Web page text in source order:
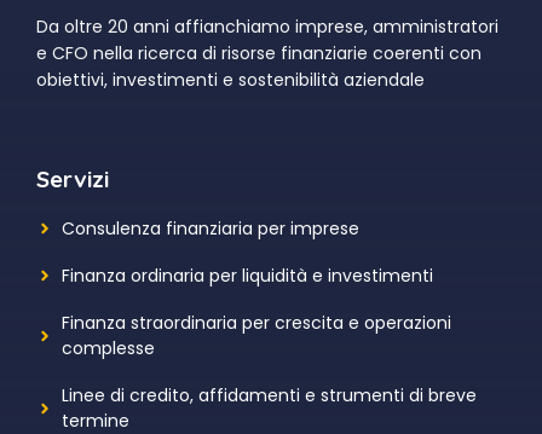
Da oltre 20 anni affianchiamo imprese, amministratori
e CFO nella ricerca di risorse finanziarie coerenti con
obiettivi, investimenti e sostenibilità aziendale
Servizi
Consulenza finanziaria per imprese
Finanza ordinaria per liquidità e investimenti
Finanza straordinaria per crescita e operazioni
complesse
Linee di credito, affidamenti e strumenti di breve
termine